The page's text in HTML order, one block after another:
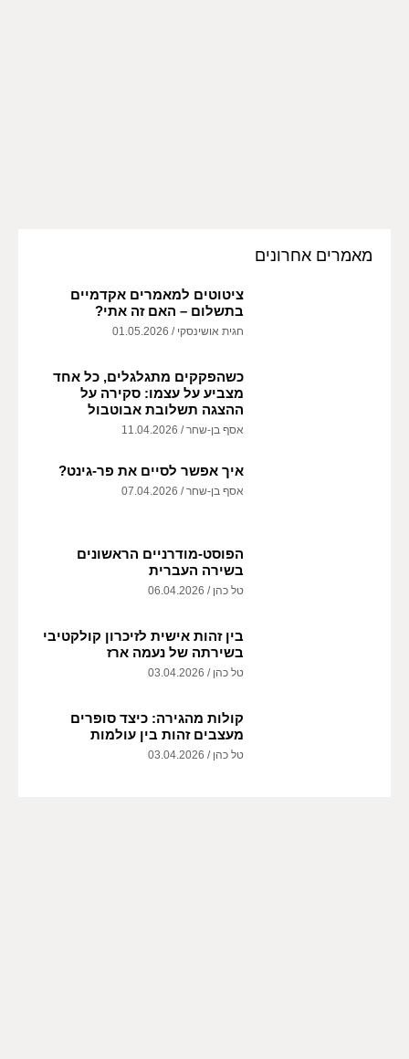
מאמרים אחרונים
ציטוטים למאמרים אקדמיים
בתשלום – האם זה אתי?
חגית אושינסקי
כשהפקקים מתגלגלים, כל אחד
מצביע על עצמו: סקירה על
ההצגה תשלובת אבוטבול
אסף בן-שחר
איך אפשר לסיים את פר-גינט?
אסף בן-שחר
הפוסט-מודרניים הראשונים
בשירה העברית
טל כהן
בין זהות אישית לזיכרון קולקטיבי
בשירתה של נעמה ארז
טל כהן
קולות מהגירה: כיצד סופרים
מעצבים זהות בין עולמות
טל כהן